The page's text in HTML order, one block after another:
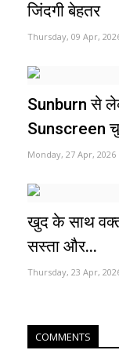
जिंदगी बेहतर
Thursday, 09 Apr,
Sunburn से
Sunscreen
Monday, 27 Apr, 2026
खुद के साथ वक्त
सस्ता और...
Thursday, 23 Apr,
COMMENTS